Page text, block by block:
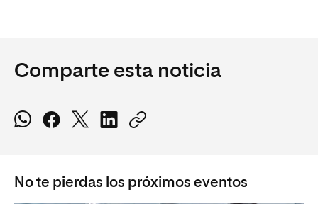
Comparte esta noticia
No te pierdas los próximos eventos